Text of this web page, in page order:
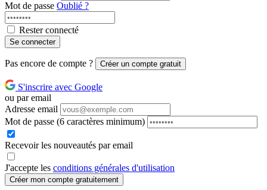
Mot de passe Oublié ?
Rester connecté
Se connecter
Pas encore de compte ? Créer un compte gratuit
S'inscrire avec Google
ou par email
Adresse email
Mot de passe (6 caractères minimum)
Recevoir les nouveautés par email
J'accepte les conditions générales d'utilisation
Créer mon compte gratuitement